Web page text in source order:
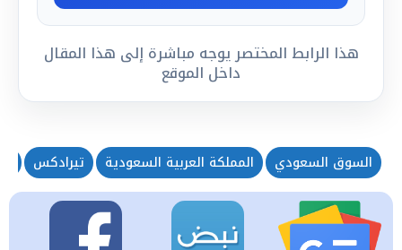
هذا الرابط المختصر يوجه مباشرة إلى هذا المقال
داخل الموقع
السوق السعودي المملكة العربية السعودية تيرادكس